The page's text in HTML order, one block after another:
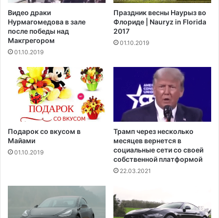
Видео драки
Нурмагомедова в зале
после победы над
Макгрегором‍
01.10.2019
Праздник весны Наурыз во
Флориде | Nauryz in Florida
2017
01.10.2019
Подарок со вкусом в
Майами
01.10.2019
Трамп через несколько
месяцев вернется в
социальные сети со своей
собственной платформой
22.03.2021